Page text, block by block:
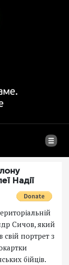
Надії
Сичов, який
свій портрет з
бійців.